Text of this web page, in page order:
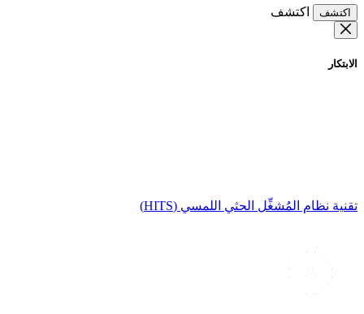
اكتشف اكتشف
الابتكار
تقنية نظام المُشغِّل الحثي اللمسي (HITS)